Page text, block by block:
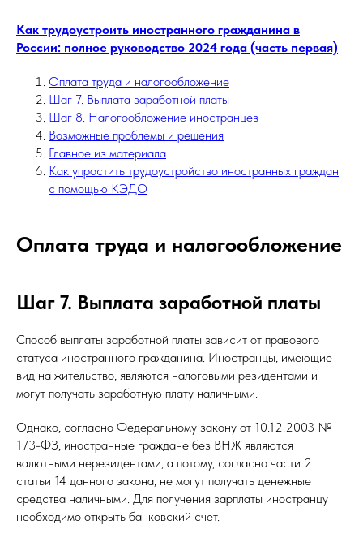
Как трудоустроить иностранного гражданина в
России: полное руководство 2024 года (часть первая)
Оплата труда и налогообложение
Шаг 7. Выплата заработной платы
Шаг 8. Налогообложение иностранцев
Возможные проблемы и решения
Главное из материала
Как упростить трудоустройство иностранных граждан
с помощью КЭДО
Оплата труда и налогообложение
Шаг 7. Выплата заработной платы
Способ выплаты заработной платы зависит от правового
статуса иностранного гражданина. Иностранцы, имеющие
вид на жительство, являются налоговыми резидентами и
могут получать заработную плату наличными.
Однако, согласно Федеральному закону от 10.12.2003 №
173-ФЗ, иностранные граждане без ВНЖ являются
валютными нерезидентами, а потому, согласно части 2
статьи 14 данного закона, не могут получать денежные
средства наличными. Для получения зарплаты иностранцу
необходимо открыть банковский счет.